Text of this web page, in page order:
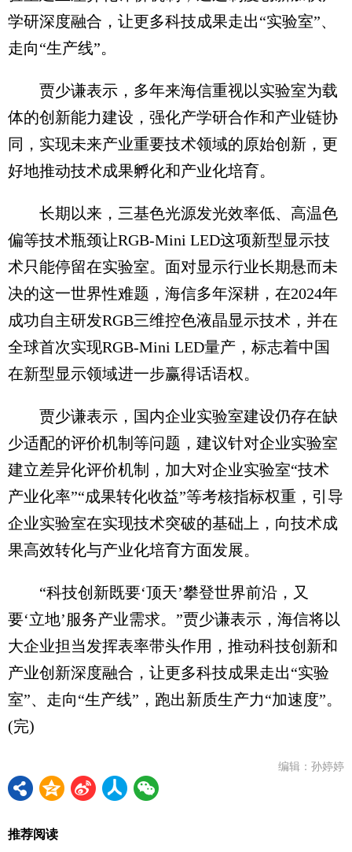
学研深度融合，让更多科技成果走出“实验室”、
走向“生产线”。
贾少谦表示，多年来海信重视以实验室为载
体的创新能力建设，强化产学研合作和产业链协
同，实现未来产业重要技术领域的原始创新，更
好地推动技术成果孵化和产业化培育。
长期以来，三基色光源发光效率低、高温色
偏等技术瓶颈让RGB-Mini LED这项新型显示技
术只能停留在实验室。面对显示行业长期悬而未
决的这一世界性难题，海信多年深耕，在2024年
成功自主研发RGB三维控色液晶显示技术，并在
全球首次实现RGB-Mini LED量产，标志着中国
在新型显示领域进一步赢得话语权。
贾少谦表示，国内企业实验室建设仍存在缺
少适配的评价机制等问题，建议针对企业实验室
建立差异化评价机制，加大对企业实验室“技术
产业化率”“成果转化收益”等考核指标权重，引导
企业实验室在实现技术突破的基础上，向技术成
果高效转化与产业化培育方面发展。
“科技创新既要‘顶天’攀登世界前沿，又
要‘立地’服务产业需求。”贾少谦表示，海信将以
大企业担当发挥表率带头作用，推动科技创新和
产业创新深度融合，让更多科技成果走出“实验
室”、走向“生产线”，跑出新质生产力“加速度”。
(完)
编辑：孙婷婷
推荐阅读